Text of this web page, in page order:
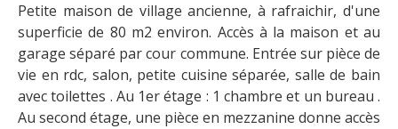
Petite maison de village ancienne, à rafraichir, d'une
superficie de 80 m2 environ. Accès à la maison et au
garage séparé par cour commune. Entrée sur pièce de
vie en rdc, salon, petite cuisine séparée, salle de bain
avec toilettes . Au 1er étage : 1 chambre et un bureau .
Au second étage, une pièce en mezzanine donne accès